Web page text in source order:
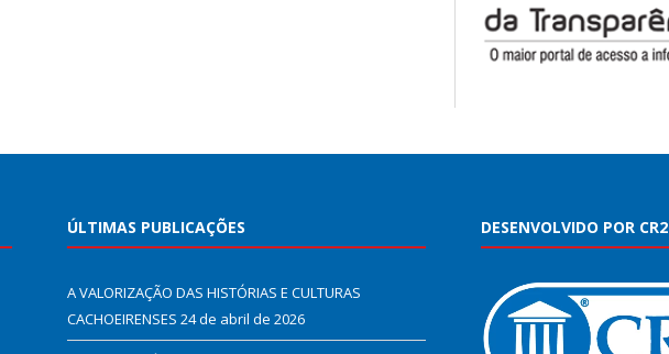
ÚLTIMAS PUBLICAÇÕES
A VALORIZAÇÃO DAS HISTÓRIAS E CULTURAS
CACHOEIRENSES 24 de abril de 2026
DESENVOLVIDO POR CR2